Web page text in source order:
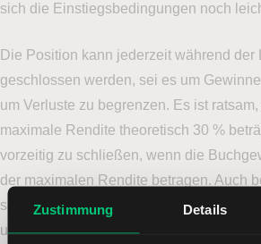
Zustimmung Details
sich die Einstiegsbedingungen noch
Die Position kann jederzeit während der
geschlossen werden, sei es um
um Verluste zu begrenzen. Es ist
maximale Rendite theoretisch 30 %
vorzeitig zu schließen, wenn die
der maximalen Rendite betragen. Auch
sollte versucht werden, zu einem
und Briefkurs auszusteigen.